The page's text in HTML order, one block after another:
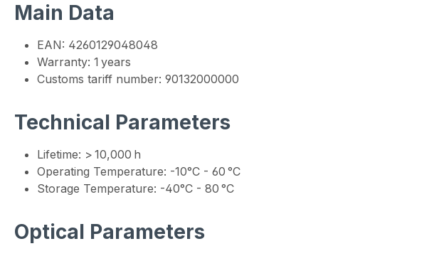
Main Data
EAN: 4260129048048
Warranty: 1 years
Customs tariff number: 90132000000
Technical Parameters
Lifetime: > 10,000 h
Operating Temperature: -10°C - 60 °C
Storage Temperature: -40°C - 80 °C
Optical Parameters